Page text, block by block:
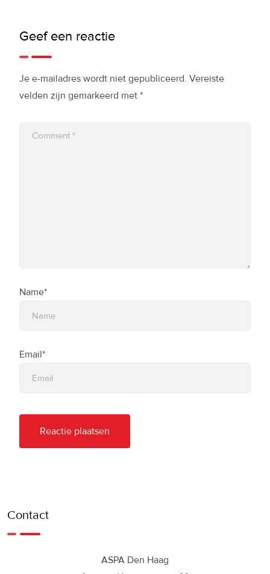
Geef een reactie
Je e-mailadres wordt niet gepubliceerd. Vereiste
velden zijn gemarkeerd met *
Name*
Email*
Contact
ASPA Den Haag